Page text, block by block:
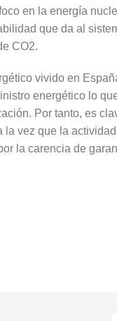
en la energía
que da al
CO2.
vivido en
energético lo
Por tanto, es
vez que la
la carencia de